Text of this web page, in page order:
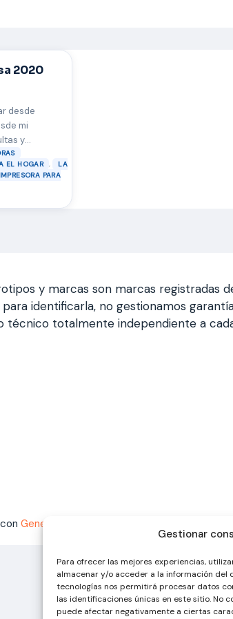
Gestionar
Para ofrecer las mejores experiencias,
almacenar y/o acceder a la información del
tecnologías nos permitirá procesar datos
las identificaciones únicas en este sitio. No
puede afectar negativamente a ciertas
2020
desde
mi
y
reflejar en
para el
muchas
EL HOGAR ,
LA
PARA
y marcas son marcas registradas
para identificarla, no gestionamos
técnico totalmente independiente a
GeneratePress